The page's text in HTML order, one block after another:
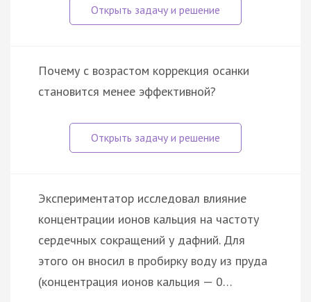
Почему с возрастом коррекция осанки
становится менее эффективной?
Экспериментатор исследовал влияние
концентрации ионов кальция на частоту
сердечных сокращений у дафний. Для
этого он вносил в пробирку воду из пруда
(концентрация ионов кальция — 0…